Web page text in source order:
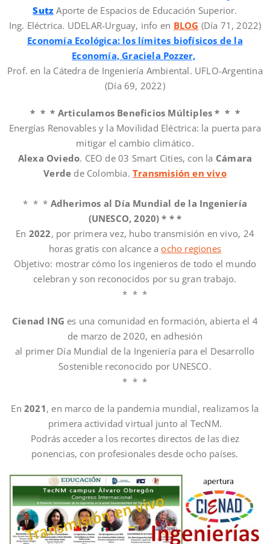
Sutz Aporte de Espacios de Educación Superior.
Ing. Eléctrica. UDELAR-Urguay, info en BLOG (Día 71, 2022)
Economía Ecológica: los límites biofísicos de la
Economía, Graciela Pozzer,
Prof. en la Cátedra de Ingeniería Ambiental. UFLO-Argentina
(Día 69, 2022)
* * * Articulamos Beneficios Múltiples * * *
Energías Renovables y la Movilidad Eléctrica: la puerta para
mitigar el cambio climático.
Alexa Oviedo. CEO de 03 Smart Cities, con la Cámara
Verde de Colombia. Transmisión en vivo
* * * Adherimos al Día Mundial de la Ingeniería
(UNESCO, 2020) * * *
En 2022, por primera vez, hubo transmisión en vivo, 24
horas gratis con alcance aocho regiones
Objetivo: mostrar cómo los ingenieros de todo el mundo
celebran y son reconocidos por su gran trabajo.
* * *
Cienad ING es una comunidad en formación, abierta el 4
de marzo de 2020, en adhesión
al primer Día Mundial de la Ingeniería para el Desarrollo
Sostenible reconocido por UNESCO.
* * *
En2021, en marco de la pandemia mundial, realizamos la
primera actividad virtual junto al TecNM.
Podrás acceder a los recortes directos de las diez
ponencias, con profesionales desde ocho países.